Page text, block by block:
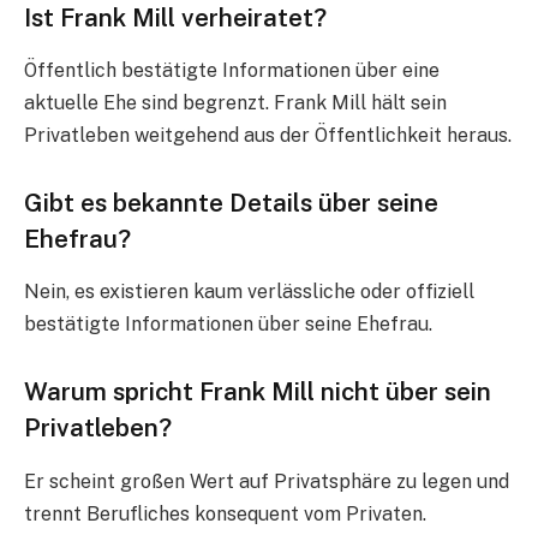
Ist Frank Mill verheiratet?
Öffentlich bestätigte Informationen über eine
aktuelle Ehe sind begrenzt. Frank Mill hält sein
Privatleben weitgehend aus der Öffentlichkeit heraus.
Gibt es bekannte Details über seine
Ehefrau?
Nein, es existieren kaum verlässliche oder offiziell
bestätigte Informationen über seine Ehefrau.
Warum spricht Frank Mill nicht über sein
Privatleben?
Er scheint großen Wert auf Privatsphäre zu legen und
trennt Berufliches konsequent vom Privaten.